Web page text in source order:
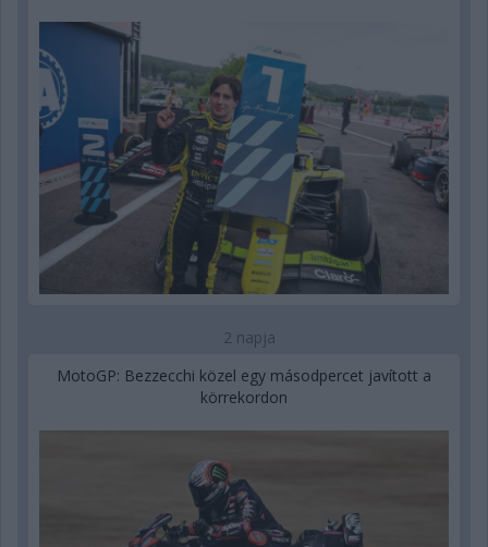
2 napja
MotoGP: Bezzecchi közel egy másodpercet javított a
körrekordon